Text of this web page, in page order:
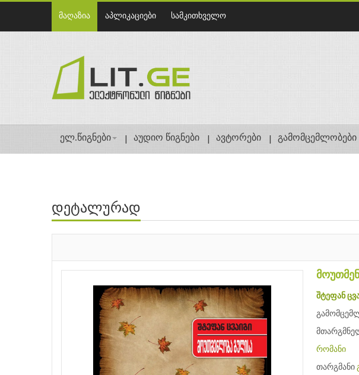
მაღაზია აპლიკაციები სამკითხველო
ელ.წიგნები აუდიო წიგნები ავტორები გამომცემლობები
დეტალურად
შტეფან
რომანი
თარგმანი